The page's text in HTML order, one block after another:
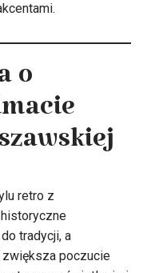
o
retro z
tradycji, a
zwiększa poczucie